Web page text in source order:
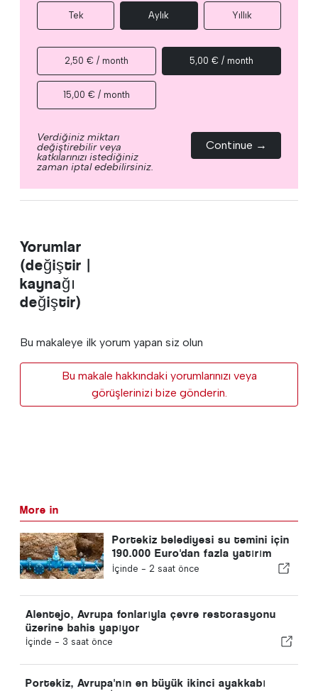
Tek Aylık Yıllık
2,50 € / month 5,00 € / month
15,00 € / month
Verdiğiniz miktarı
değiştirebilir veya
katkılarınızı istediğiniz
zaman iptal edebilirsiniz.
Continue →
Yorumlar
(değiştir |
kaynağı
değiştir)
Bu makaleye ilk yorum yapan siz olun
Bu makale hakkındaki yorumlarınızı veya
görüşlerinizi bize gönderin.
More in
Portekiz belediyesi su temini için
190.000 Euro'dan fazla yatırım
yapıyor
İçinde - 2 saat önce
Alentejo, Avrupa fonlarıyla çevre restorasyonu
üzerine bahis yapıyor
İçinde - 3 saat önce
Portekiz, Avrupa'nın en büyük ikinci ayakkabı